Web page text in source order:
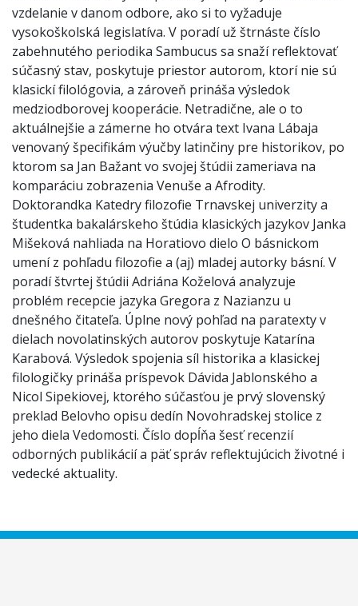
vzdelanie v danom odbore, ako si to vyžaduje
vysokoškolská legislatíva. V poradí už štrnáste číslo
zabehnutého periodika Sambucus sa snaží reflektovať
súčasný stav, poskytuje priestor autorom, ktorí nie sú
klasickí filológovia, a zároveň prináša výsledok
medziodborovej kooperácie. Netradične, ale o to
aktuálnejšie a zámerne ho otvára text Ivana Lábaja
venovaný špecifikám výučby latinčiny pre historikov, po
ktorom sa Jan Bažant vo svojej štúdii zameriava na
komparáciu zobrazenia Venuše a Afrodity.
Doktorandka Katedry filozofie Trnavskej univerzity a
študentka bakalárskeho štúdia klasických jazykov Janka
Mišeková nahliada na Horatiovo dielo O básnickom
umení z pohľadu filozofie a (aj) mladej autorky básní. V
poradí štvrtej štúdii Adriána Koželová analyzuje
problém recepcie jazyka Gregora z Nazianzu u
dnešného čitateľa. Úplne nový pohľad na paratexty v
dielach novolatinských autorov poskytuje Katarína
Karabová. Výsledok spojenia síl historika a klasickej
filologičky prináša príspevok Dávida Jablonského a
Nicol Sipekiovej, ktorého súčasťou je prvý slovenský
preklad Belovho opisu dedín Novohradskej stolice z
jeho diela Vedomosti. Číslo dopĺňa šesť recenzií
odborných publikácií a päť správ reflektujúcich životné i
vedecké aktuality.